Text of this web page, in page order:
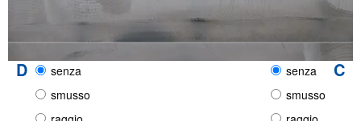
senza
smusso
D C
senza
smusso